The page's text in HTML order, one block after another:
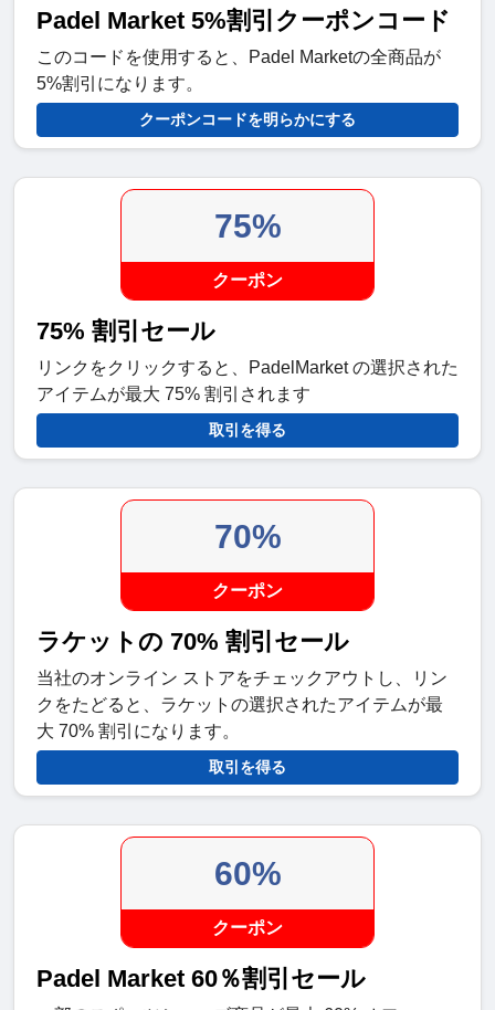
Padel Market 5%割引クーポンコード
このコードを使用すると、Padel Marketの全商品が
5%割引になります。
クーポンコードを明らかにする
75%
クーポン
75% 割引セール
リンクをクリックすると、PadelMarket の選択された
アイテムが最大 75% 割引されます
取引を得る
70%
クーポン
ラケットの 70% 割引セール
当社のオンライン ストアをチェックアウトし、リン
クをたどると、ラケットの選択されたアイテムが最
大 70% 割引になります。
取引を得る
60%
クーポン
Padel Market 60％割引セール